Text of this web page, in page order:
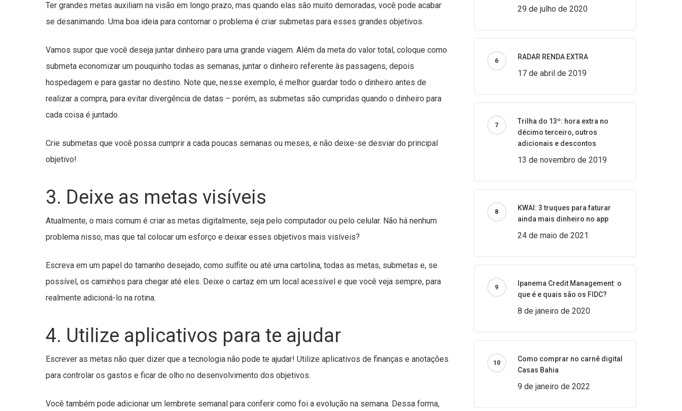
Ter grandes metas auxiliam na visão em longo prazo, mas quando elas são muito demoradas, você pode acabar
se desanimando. Uma boa ideia para contornar o problema é criar submetas para esses grandes objetivos.
Vamos supor que você deseja juntar dinheiro para uma grande viagem. Além da meta do valor total, coloque como
submeta economizar um pouquinho todas as semanas, juntar o dinheiro referente às passagens, depois
hospedagem e para gastar no destino. Note que, nesse exemplo, é melhor guardar todo o dinheiro antes de
realizar a compra, para evitar divergência de datas – porém, as submetas são cumpridas quando o dinheiro para
cada coisa é juntado.
Crie submetas que você possa cumprir a cada poucas semanas ou meses, e não deixe-se desviar do principal
objetivo!
3. Deixe as metas visíveis
Atualmente, o mais comum é criar as metas digitalmente, seja pelo computador ou pelo celular. Não há nenhum
problema nisso, mas que tal colocar um esforço e deixar esses objetivos mais visíveis?
Escreva em um papel do tamanho desejado, como sulfite ou até uma cartolina, todas as metas, submetas e, se
possível, os caminhos para chegar até eles. Deixe o cartaz em um local acessível e que você veja sempre, para
realmente adicioná-lo na rotina.
4. Utilize aplicativos para te ajudar
Escrever as metas não quer dizer que a tecnologia não pode te ajudar! Utilize aplicativos de finanças e anotações
para controlar os gastos e ficar de olho no desenvolvimento dos objetivos.
Você também pode adicionar um lembrete semanal para conferir como foi a evolução na semana. Dessa forma,
29 de julho de 2020
RADAR RENDA EXTRA
17 de abril de 2019
Trilha do 13º: hora extra no
décimo terceiro, outros
adicionais e descontos
13 de novembro de 2019
KWAI: 3 truques para faturar
ainda mais dinheiro no app
24 de maio de 2021
Ipanema Credit Management: o
que é e quais são os FIDC?
8 de janeiro de 2020
Como comprar no carnê digital
Casas Bahia
9 de janeiro de 2022